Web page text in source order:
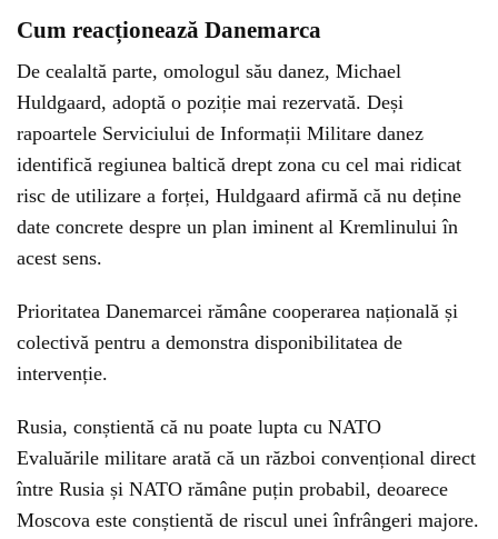
Cum reacționează Danemarca
De cealaltă parte, omologul său danez, Michael
Huldgaard, adoptă o poziție mai rezervată. Deși
rapoartele Serviciului de Informații Militare danez
identifică regiunea baltică drept zona cu cel mai ridicat
risc de utilizare a forței, Huldgaard afirmă că nu deține
date concrete despre un plan iminent al Kremlinului în
acest sens.
Prioritatea Danemarcei rămâne cooperarea națională și
colectivă pentru a demonstra disponibilitatea de
intervenție.
Rusia, conștientă că nu poate lupta cu NATO
Evaluările militare arată că un război convențional direct
între Rusia și NATO rămâne puțin probabil, deoarece
Moscova este conștientă de riscul unei înfrângeri majore.